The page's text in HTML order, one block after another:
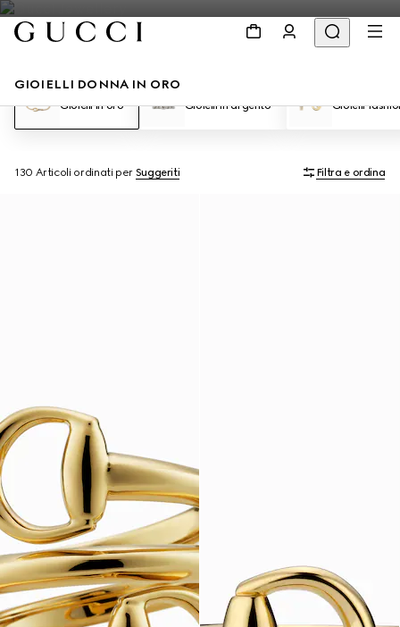
GIOIELLI DONNA IN ORO
Gioielli in oro Gioielli in argento Gioielli
130 Articoli ordinati per Suggeriti Filtra e ordina